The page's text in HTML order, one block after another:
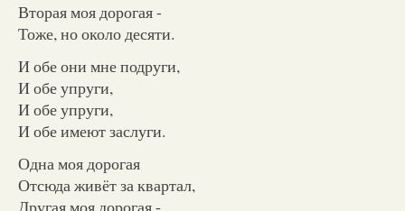
Вторая моя дорогая -
Тоже, но около десяти.
И обе они мне подруги,
И обе упруги,
И обе упруги,
И обе имеют заслуги.
Одна моя дорогая
Отсюда живёт за квартал,
Другая моя дорогая -